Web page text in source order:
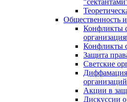
Общественность
Конфликты
Конфликты
Защита
Светские
Акции в
Дискуссии